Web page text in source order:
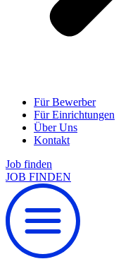
Für Bewerber
Für Einrichtungen
Über Uns
Kontakt
Job finden
JOB FINDEN